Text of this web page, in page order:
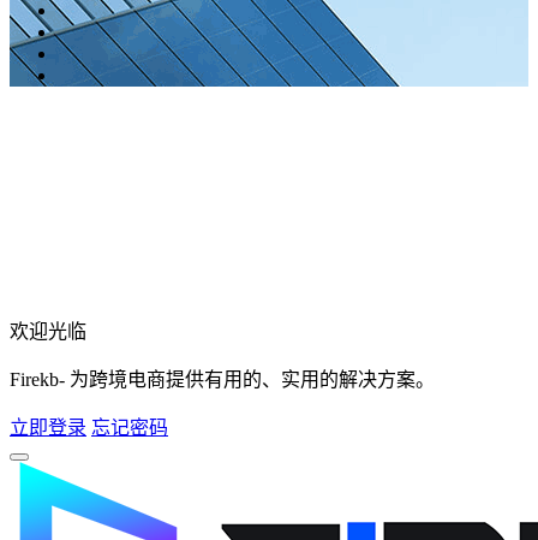
欢迎光临
Firekb- 为跨境电商提供有用的、实用的解决方案。
立即登录 忘记密码